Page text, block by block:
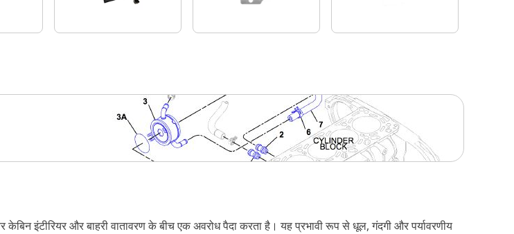
इंटीरियर और बाहरी वातावरण के बीच एक अवरोध पैदा करता है। यह प्रभावी रूप से धूल, गंदगी और पर्यावरणीय